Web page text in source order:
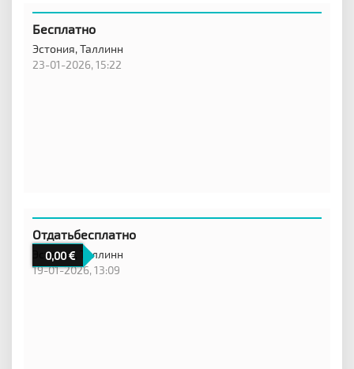
Бесплатно
Эстония,Таллинн
23-01-2026, 15:22
0,00
Отдатьбесплатно
Эстония,
Таллинн
19-01-2026, 13:09